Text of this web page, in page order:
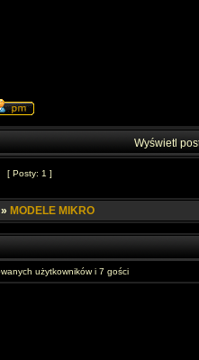
Wyświetl
[ Posty: 1 ]
» MODELE MIKRO
użytkowników i 7 gości